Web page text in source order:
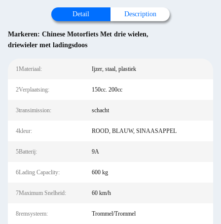
Detail Description
Markeren: Chinese Motorfiets Met drie wielen,
driewieler met ladingsdoos
1Materiaal: Ijzer, staal, plastiek
2Verplaatsing: 150cc. 200cc
3transimission: schacht
4kleur: ROOD, BLAUW, SINAASAPPEL
5Batterij: 9A
6Lading Capaclity: 600 kg
7Maximum Snelheid: 60 km/h
8remsysteem: Trommel/Trommel